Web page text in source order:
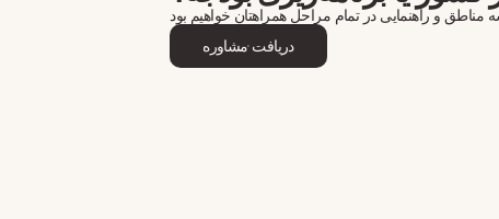
دریافت مشاوره